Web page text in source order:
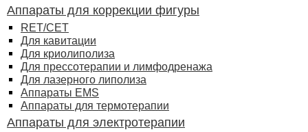
Аппараты для коррекции фигуры
RET/CET
Для кавитации
Для криолиполиза
Для прессотерапии и лимфодренажа
Для лазерного липолиза
Аппараты EMS
Аппараты для термотерапии
Аппараты для электротерапии